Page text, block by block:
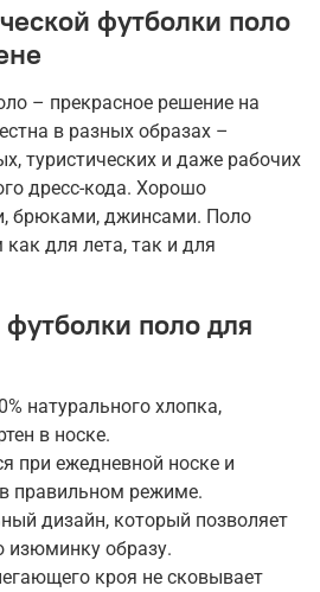
футболки поло
– прекрасное решение на
в разных образах –
туристических и даже рабочих
дресс-кода. Хорошо
брюками, джинсами. Поло
для лета, так и для
поло для
натурального хлопка,
в носке.
при ежедневной носке и
правильном режиме.
дизайн, который позволяет
изюминку образу.
кроя не сковывает